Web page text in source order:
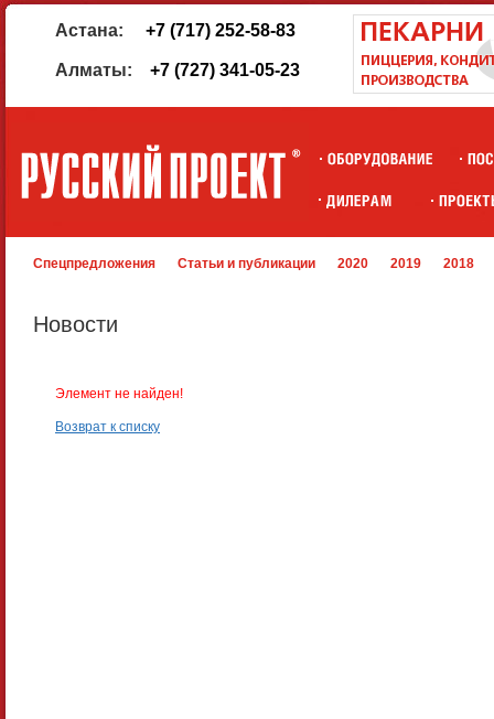
Астана: +7 (717) 252-58-83
Алматы: +7 (727) 341-05-23
Спецпредложения Статьи и публикации 2020 2019 2018
Новости
Элемент не найден!
Возврат к списку